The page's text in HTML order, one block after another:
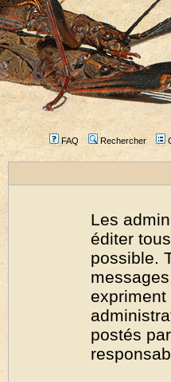
FAQ Rechercher
Les
éditer
possible.
postés